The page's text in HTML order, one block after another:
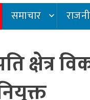
समाचार
क्षेत्र